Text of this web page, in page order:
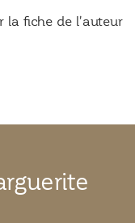
la fiche de l'auteur